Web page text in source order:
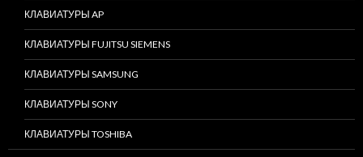
КЛАВИАТУРЫ AP
КЛАВИАТУРЫ FUJITSU SIEMENS
КЛАВИАТУРЫ SAMSUNG
КЛАВИАТУРЫ SONY
КЛАВИАТУРЫ TOSHIBA